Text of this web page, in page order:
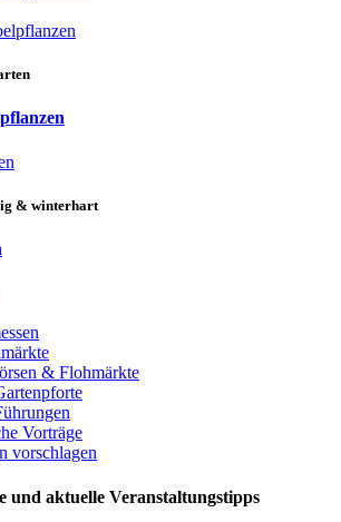
& winterhart
& Flohmärkte
Vorträge
vorschlagen
und aktuelle Veranstaltungstipps